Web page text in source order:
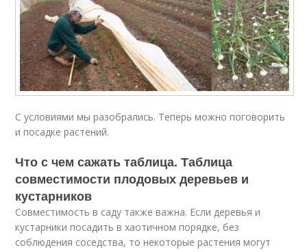
С условиями мы разобрались. Теперь можно поговорить
и посадке растений.
Что с чем сажать таблица. Таблица
совместимости плодовых деревьев и
кустарников
Совместимость в саду также важна. Если деревья и
кустарники посадить в хаотичном порядке, без
соблюдения соседства, то некоторые растения могут